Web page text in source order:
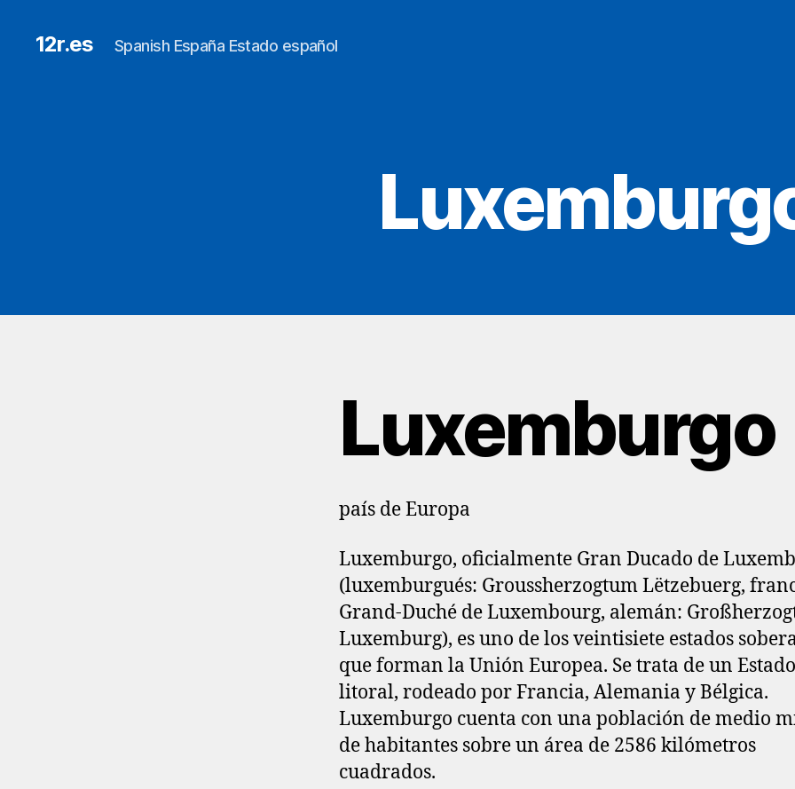
12r.es Spanish España Estado español
Luxemburgo
país de Europa
Luxemburgo, oficialmente Gran Ducado de
(luxemburgués: Groussherzogtum Lëtzebuerg,
Grand-Duché de Luxembourg, alemán:
Luxemburg), es uno de los veintisiete estados
que forman la Unión Europea. Se trata de un
litoral, rodeado por Francia, Alemania y Bélgica.
Luxemburgo cuenta con una población de medio
de habitantes sobre un área de 2586 kilómetros
cuadrados.